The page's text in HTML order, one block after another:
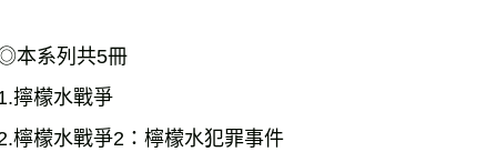
系列共5冊
檬水戰爭
檬水戰爭2：檸檬水犯罪事件